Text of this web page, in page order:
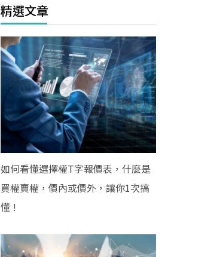
精選文章
如何看懂選擇權T字報價表，什麼是
買權賣權，價內或價外，讓你1次搞
懂 !